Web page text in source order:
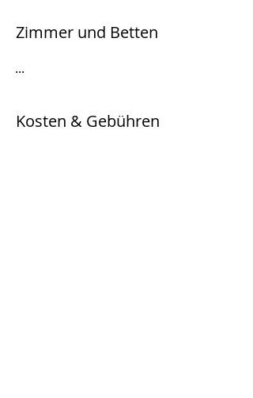
Zimmer und Betten
...
Kosten & Gebühren